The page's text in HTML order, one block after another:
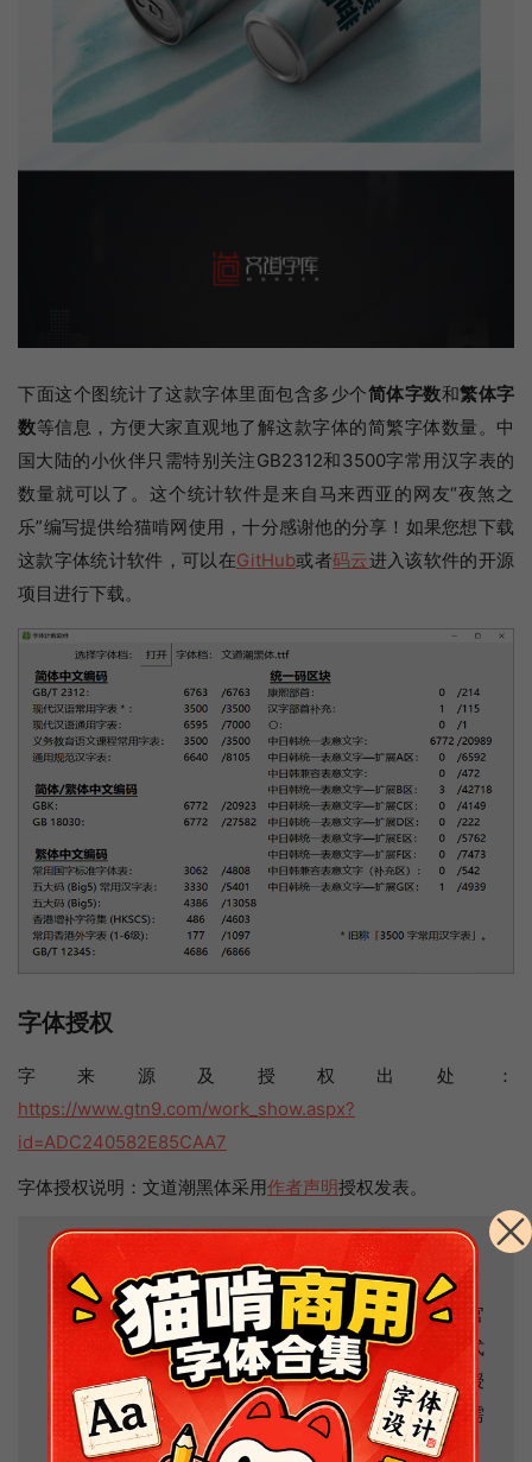
下面这个图统计了这款字体里面包含多少个简体字数和繁体字
数等信息，方便大家直观地了解这款字体的简繁字体数量。中
国大陆的小伙伴只需特别关注GB2312和3500字常用汉字表的
数量就可以了。这个统计软件是来自马来西亚的网友“夜煞之
乐”编写提供给猫啃网使用，十分感谢他的分享！如果您想下载
这款字体统计软件，可以在GitHub或者码云进入该软件的开源
项目进行下载。
字体授权
字来源及授权出处：
https://www.gtn9.com/work_show.aspx?
id=ADC240582E85CAA7
字体授权说明：文道潮黑体采用作者声明授权发表。
字体授权说明：
作者声明授权方式 是指字体作者在公开的网络平台（官
网、微信公众号、微博、站酷等）声明字体的授权方式
无论是个人还是企业都可以免费商用。一般作者声明授
权方式都是无需取得授权文件即可用于商业用途。如需
取得授权文件，请自行与字体作者联系。